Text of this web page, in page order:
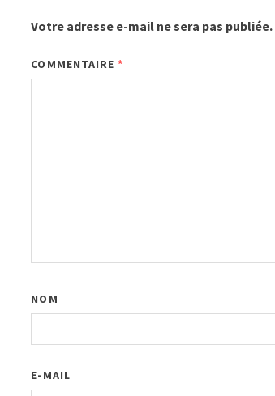
Votre adresse e-mail ne sera pas publiée.
COMMENTAIRE*
NOM
E-MAIL